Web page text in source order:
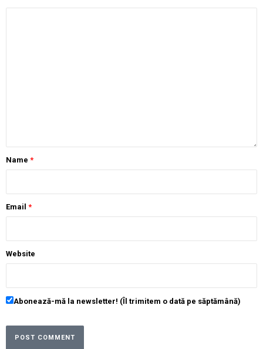
Name *
Email *
Website
Abonează-mă la newsletter! (Îl trimitem o dată pe săptămână)